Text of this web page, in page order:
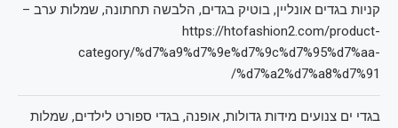
קניות בגדים אונליין, בוטיק בגדים, הלבשה תחתונה, שמלות ערב –
https://htofashion2.com/product-
category/%d7%a9%d7%9e%d7%9c%d7%95%d7%aa-
%d7%a2%d7%a8%d7%91/
בגדי ים צנועים מידות גדולות, אופנה, בגדי ספורט לילדים, שמלות